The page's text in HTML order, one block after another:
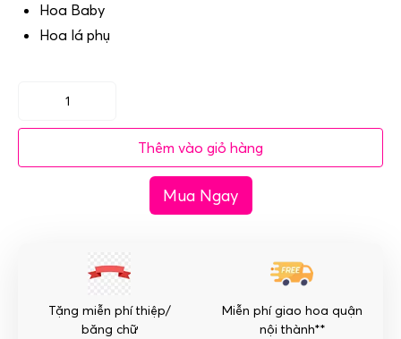
Hoa Baby
Hoa lá phụ
Bát
hoa
lượng
Thêm vào giỏ hàng
Mua Ngay
Tặng miễn phí thiệp/
băng chữ
Miễn phí giao hoa quận
nội thành**